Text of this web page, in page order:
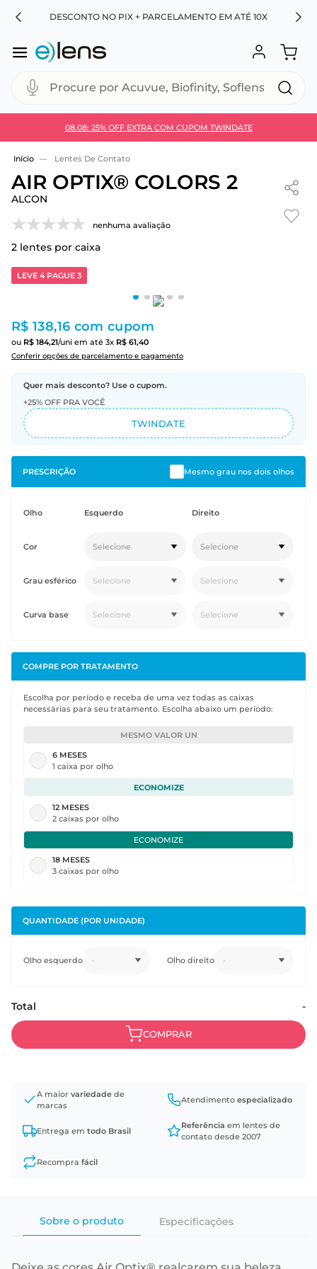
DESCONTO NO PIX + PARCELAMENTO EM ATÉ 10X
Procure por Acuvue, Biofinity, Soflens...
08.08: 25% OFF EXTRA COM CUPOM TWINDATE
Use 30HOJE e ganhe 30% OFF + economia extra no
Lentes De Contato
AIR OPTIX® COLORS 2
ALCON
nenhuma avaliação
2 lentes por caixa
LEVE 4 PAGUE 3
R$ 138,16 com cupom
ou R$ 184,21/uni em até 3x R$ 61,40
Conferir opções de parcelamento e pagamento
Quer mais desconto? Use o cupom.
+25% OFF PRA VOCÊ
TWINDATE
PRESCRIÇÃO Mesmo grau nos dois olhos
Olho
Cor
Grau esférico
Curva base
Esquerdo
Selecione
Selecione
Selecione
Direito
Selecione
Selecione
Selecione
COMPRE POR TRATAMENTO
Escolha por período e receba de uma vez todas as caixas
necessárias para seu tratamento. Escolha abaixo um período:
MESMO VALOR UN
6 MESES
1 caixa por olho
ECONOMIZE
12 MESES
2 caixas por olho
ECONOMIZE
18 MESES
3 caixas por olho
QUANTIDADE (POR UNIDADE)
Olho esquerdo - Olho direito -
Total -
A maior variedade de
marcas
Atendimento especializado
Entrega em todo Brasil
Referência em lentes de
contato desde 2007
Recompra fácil
Sobre o produto Especificações